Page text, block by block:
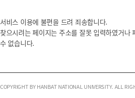
서비스 이용에 불편을 드려 죄송합니다.
찾으시려는 페이지는 주소를 잘못 입력하였거
수 없습니다.
COPYRIGHT BY HANBAT NATIONAL UNIVERSITY. ALL